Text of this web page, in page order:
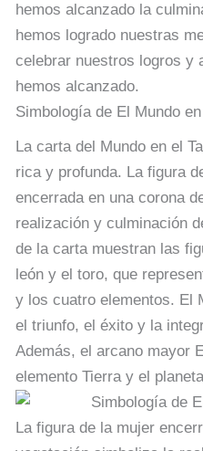
hemos alcanzado la
hemos logrado nuestras
celebrar nuestros logros y
hemos alcanzado.
Simbología de El Mundo
La carta del Mundo en el
rica y profunda. La figura
encerrada en una corona
realización y culminación
de la carta muestran las
león y el toro, que
y los cuatro elementos. El
el triunfo, el éxito y la
Además, el arcano mayor
elemento Tierra y el
La figura de la mujer